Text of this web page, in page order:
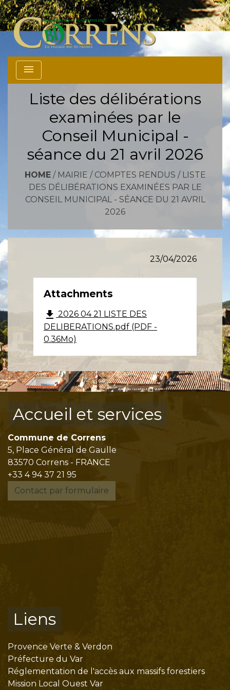
menu
Liste des délibérations
examinées par le
Conseil Municipal -
séance du 21 avril 2026
HOME/ MAIRIE / COMPTES RENDUS / LISTE
DES DÉLIBÉRATIONS EXAMINÉES PAR LE
CONSEIL MUNICIPAL - SÉANCE DU 21 AVRIL
2026
23/04/2026
Attachments
file_download 2026 04 21 LISTE DES
DELIBERATIONS.pdf (PDF -
0.36Mo)
Accueil et services
Commune de Correns
5, Place Général de Gaulle
83570 Correns - FRANCE
+33 4 94 37 21 95
Contact par formulaire
Liens
Provence Verte & Verdon
Préfecture du Var
Réglementation de l'accès aux massifs forestiers
Mission Local Ouest Var